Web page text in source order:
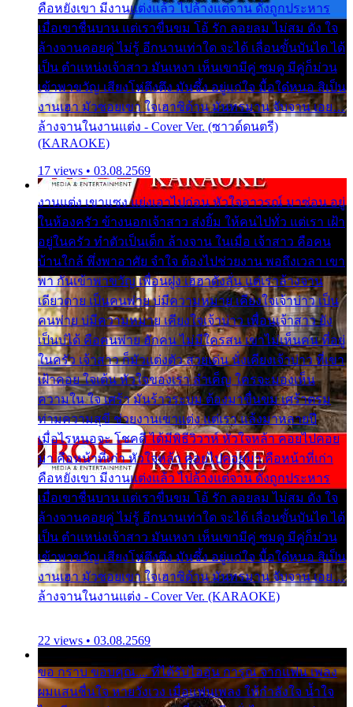
คือหยังเขา มีงานแต่งแล้ว ไปล้างแต่จาน ดั่งถูกประหาร
เมื่อเขาชื่นบาน แต่เราขื่นขม โอ้ รัก ลอยลม ไม่สม ดัง ใจ
ล้างจานคอยคู่ ไม่รู้ อีกนานเท่าใด จะได้ เลื่อนขั้นบันได ได้
เป็น ตำแหน่งเจ้าสาว มันเหงา เห็นเขามีคู่ ซมดู มีคู่ก็ม่วน
เข้าพาขวัญ เสียงโห่ตึงตึง มันซึ้ง อยู่แก่ใจ มื้อใด๋หนอ สิเป็น
งานเฮา มัวซอยเขา ใจเฮาซิด้าน มันทรมาน จับจาน เอย…
ล้างจานในงานแต่ง - Cover Ver. (ซาวด์ดนตรี)
(KARAOKE)
17 views • 03.08.2569
งานแต่ง เขาแซง แย่งเอาไปก่อน หัวใจอาวรณ์ มาซ่อน อยู่
ในห้องครัว ข้างนอกเจ้าสาว ส่งยิ้ม ให้คนไปทั่ว แต่เรา เฝ้า
อยู่ในครัว ทำตัวเป็นเด็ก ล้างจาน ในเมื่อ เจ้าสาว คือคน
บ้านใกล้ พึ่งพาอาศัย จำใจ ต้องไปช่วยงาน พอถึงเวลา เขา
พา กันเข้าพาขวัญ เพื่อนฝูง เฮฮาดังลั่น แต่เราล้างจาน
เดียวดาย เป็นคนพ่าย บ่มีความหมาย เคียงใจเจ้าบ่าว เป็น
คนพ่าย บ่มีความหมาย เคียงใจเจ้าบ่าว เพื่อนเจ้าสาว ยัง
เป็นบ่ได้ คือคนพ่าย ฮักคน ไม่มีใครสน เขาไม่เห็นคน ที่อยู่
ในครัว เจ้าสาว ก็มัวแต่งตัว สวยเด่น นั่งเคียงเจ้าบ่าว ที่เขา
เฝ้าคอย ใจเต้น หัวใจของเรา ลำเค็ญ ใครจะมองเห็น
ความใน ใจ เศร้า มันร้าวระบม ต้องมาขื่นขม เศร้าตรม
ท่ามความสุขี ช่วยงานเขาแต่ง แต่เรา แล้งมาหลายปี
เมื่อไรหนอจะ โชคดี ได้มีพิธีวิวาห์ หัวใจหล้า คอยไปคอย
มา คือหน้าที่เก่า หัวใจหล้า คอยไปคอยมา คือหน้าที่เก่า
คือหยังเขา มีงานแต่งแล้ว ไปล้างแต่จาน ดั่งถูกประหาร
เมื่อเขาชื่นบาน แต่เราขื่นขม โอ้ รัก ลอยลม ไม่สม ดัง ใจ
ล้างจานคอยคู่ ไม่รู้ อีกนานเท่าใด จะได้ เลื่อนขั้นบันได ได้
เป็น ตำแหน่งเจ้าสาว มันเหงา เห็นเขามีคู่ ซมดู มีคู่ก็ม่วน
เข้าพาขวัญ เสียงโห่ตึงตึง มันซึ้ง อยู่แก่ใจ มื้อใด๋หนอ สิเป็น
งานเฮา มัวซอยเขา ใจเฮาซิด้าน มันทรมาน จับจาน เอย…
ล้างจานในงานแต่ง - Cover Ver. (KARAOKE)
22 views • 03.08.2569
ขอ กราบ ขอบคุณ.... ที่ได้รับไออุ่น การุณ จากแฟน เพลง
ผมแสนชื่นใจ หายวังเวง เมื่อแฟนเพลง ให้กำลังใจ น้ำใจ